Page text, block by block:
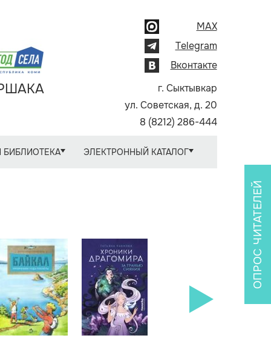
MAX
Telegram
Вконтакте
г. Сыктывкар
ул. Советская, д. 20
8 (8212) 286-444
БИБЛИОТЕКА ЭЛЕКТРОННЫЙ КАТАЛОГ
ОПРОС ЧИТАТЕЛЕЙ